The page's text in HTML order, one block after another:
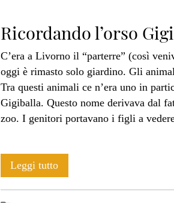
Ricordando l’orso
C’era a Livorno il “parterre” (così
oggi è rimasto solo giardino. Gli
Tra questi animali ce n’era uno in
Gigiballa. Questo nome derivava dal
zoo. I genitori portavano i figli a
Leggi tuttoRicordando
l’Orso